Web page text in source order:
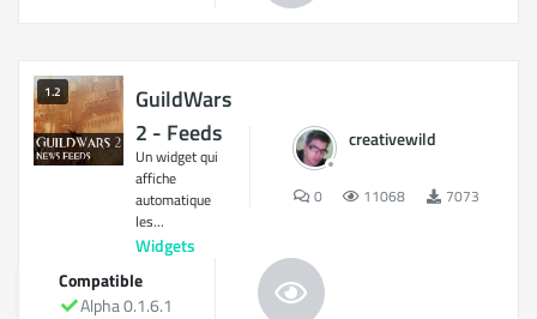
1.2
GuildWars
2 - Feeds
Un widget qui
affiche
automatique
les...
Widgets
creativewild
0 11068 7073
Compatible
Alpha 0.1.6.1